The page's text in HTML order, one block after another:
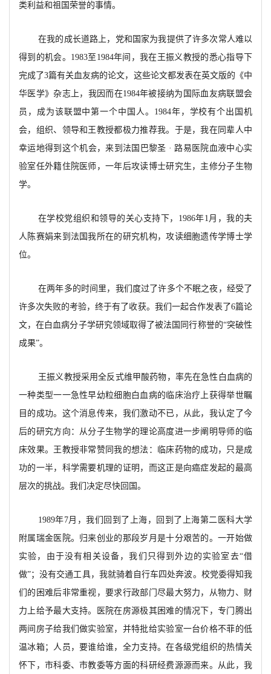
类利益和祖国荣誉的事情。
在我的成长道路上，党和国家为我提供了许多次常人难以
得到的机会。1983至1984年间，我在王振义教授的悉心指导下
完成了3篇有关血友病的论文，这些论文都发表在英文版的《中
华医学》杂志上，我因而在1984年被接纳为国际血友病联盟会
员，成为该联盟中第一个中国人。1984年，学校有个出国机
会，组织、领导和王教授都极力推荐我。于是，我在同辈人中
幸运地得到这个机会，来到法国巴黎圣 · 路易医院血液中心实
验室任外籍住院医师，一年后攻读博士研究生，主修分子生物
学。
在学校党组织和领导的关心支持下，1986年1月，我的夫
人陈赛娟来到法国我所在的研究机构，攻读细胞遗传学博士学
位。
在两年多的时间里，我们度过了许多个不眠之夜，经受了
许多次失败的考验，终于有了收获。我们一起合作发表了6篇论
文，在白血病分子学研究领域取得了被法国同行称誉的“突破性
成果”。
王振义教授采用全反式维甲酸药物，率先在急性白血病的
一种类型一一急性早幼粒细胞白血病的临床治疗上获得举世瞩
目的成功。这个消息传来，我们激动不已，从此，我认定了今
后的研究方向：从分子生物学的理论高度进一步阐明导师的临
床效果。王教授非常赞同我的想法：临床药物的成功，只是成
功的一半，科学需要机理的证明，而这正是向癌症发起的最高
层次的挑战。我们决定尽快回国。
1989年7月，我们回到了上海，回到了上海第二医科大学
附属瑞金医院。归来创业的那段岁月是十分艰苦的。一开始做
实验，由于没有相关设备，我们只得到外边的实验室去“借
做”；没有交通工具，我就骑着自行车四处奔波。校党委得知我
们的困难后非常重视，要求行政部门尽最大努力，从物力、财
力上给予最大支持。医院在房源极其困难的情况下，专门腾出
两间房子给我们做实验室，并特批给实验室一台价格不菲的低
温冰箱；人员，要谁给谁，全力支持。在各级党组织的热情关
怀下，市科委、市教委等方面的科研经费源源而来。从此，我